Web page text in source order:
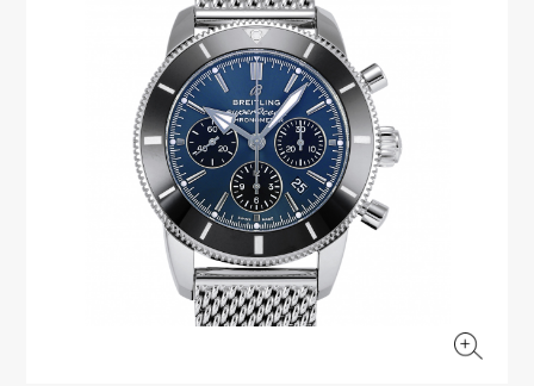
PATEK PHILIPPE
パテック・フィリップ
IWC
IWC
FRANCK MULLER
フランク・ミュラー
RICHARD MILLE
リシャール・ミル
VACHERON
CONSTANTIN
ヴァシュロン・コンスタ
ンタン
PANERAI
パネライ
AUDEMARS PIGUET
オーデマ・ピゲ
JAEGER LE COULTRE
ジャガー・ルクルト
Cartier
NOMBRE putite
ノンブルプティ
ALPHA
アルファ
ALPHA putite
アルファプティ
eclat
エクラ
RICH CROSS
リッチクロス
TwinPinky
ツインピンキー
ANGLER
アングラー
ETERNITY
エタニティ
HIMAWARI YUKIZAKI BACHIKAN
その他
エルメスバッグ